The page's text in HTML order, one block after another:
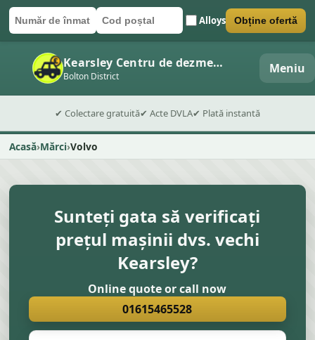
Număr de înmatriculare
Cod poștal Alloys
Trimite formularul Obține ofertă
Kearsley Centru de dezmembrări auto
Bolton District Meniu
✔ Colectare gratuită✔ Acte DVLA✔ Plată instantă
Acasă Mărci Volvo
Sunteți gata să verificați
prețul mașinii dvs. vechi
Kearsley?
Online quote or call now
01615465528